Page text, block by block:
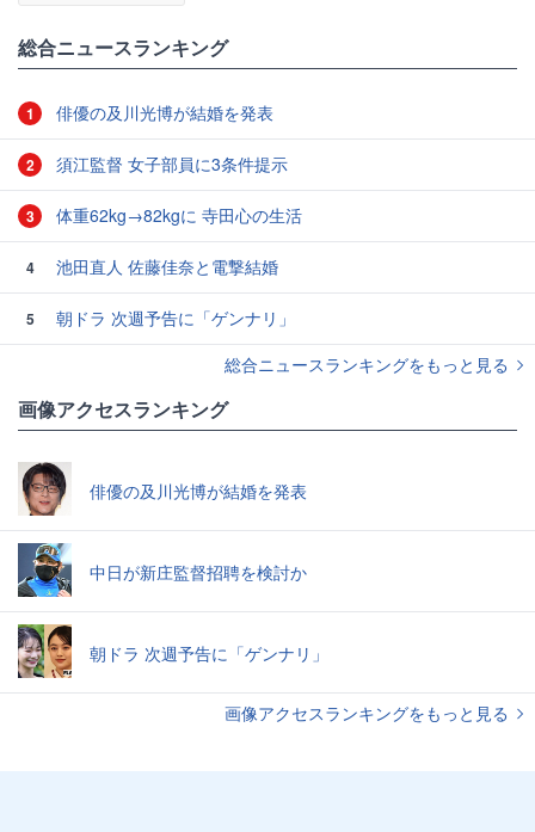
総合ニュースランキング
1 俳優の及川光博が結婚を発表
2 須江監督 女子部員に3条件提示
3 体重62kg→82kgに 寺田心の生活
4 池田直人 佐藤佳奈と電撃結婚
5
朝ドラ 次週予告に「ゲンナリ」
総合ニュースランキングをもっと見る
画像アクセスランキング
俳優の及川光博が結婚を発表
中日が新庄監督招聘を検討か
朝ドラ 次週予告に「ゲンナリ」
画像アクセスランキングをもっと見る